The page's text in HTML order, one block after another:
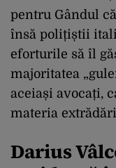
pentru Gândul
însă polițiștii
eforturile să îl
majoritatea
aceiași avocați,
materia
Darius